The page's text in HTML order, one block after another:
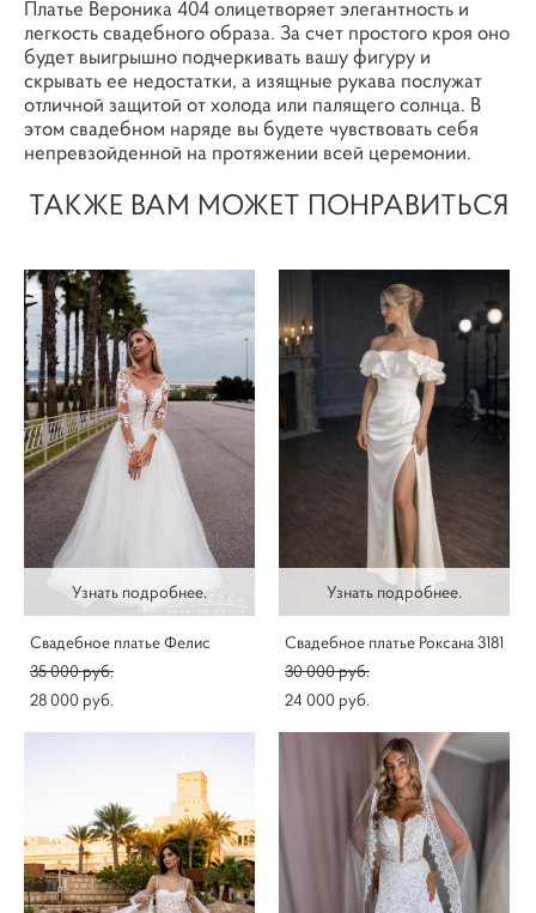
Платье Вероника 404 олицетворяет элегантность и
легкость свадебного образа. За счет простого кроя оно
будет выигрышно подчеркивать вашу фигуру и
скрывать ее недостатки, а изящные рукава послужат
отличной защитой от холода или палящего солнца. В
этом свадебном наряде вы будете чувствовать себя
непревзойденной на протяжении всей церемонии.
ТАКЖЕ ВАМ МОЖЕТ ПОНРАВИТЬСЯ
Узнать подробнее.
Свадебное платье Фелис
35 000 pуб.
28 000 pуб.
Узнать подробнее.
Свадебное платье Роксана 3181
30 000 pуб.
24 000 pуб.